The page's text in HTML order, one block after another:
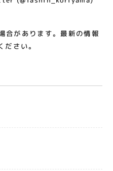
合があります。最新の情報
さい。